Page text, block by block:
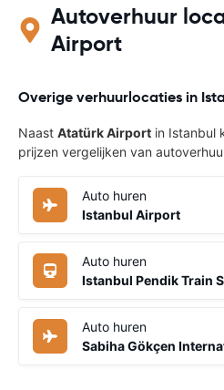
Autoverhuur
Airport
Overige verhuurlocaties in
Naast Atatürk Airport in Istanbul
prijzen vergelijken van
Auto huren
Istanbul Airport
Auto huren
Istanbul Pendik Train
Auto huren
Sabiha Gökçen